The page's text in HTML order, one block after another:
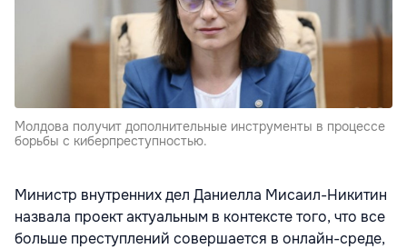
Молдова получит дополнительные инструменты в процессе
борьбы с киберпреступностью.
Министр внутренних дел Даниелла Мисаил-Никитин
назвала проект актуальным в контексте того, что все
больше преступлений совершается в онлайн-среде,